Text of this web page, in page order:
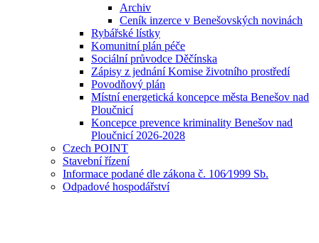
Archiv
Ceník inzerce v Benešovských novinách
Rybářské lístky
Komunitní plán péče
Sociální průvodce Děčínska
Zápisy z jednání Komise životního prostředí
Povodňový plán
Místní energetická koncepce města Benešov nad
Ploučnicí
Koncepce prevence kriminality Benešov nad
Ploučnicí 2026-2028
Czech POINT
Stavební řízení
Informace podané dle zákona č. 106⁄1999 Sb.
Odpadové hospodářství